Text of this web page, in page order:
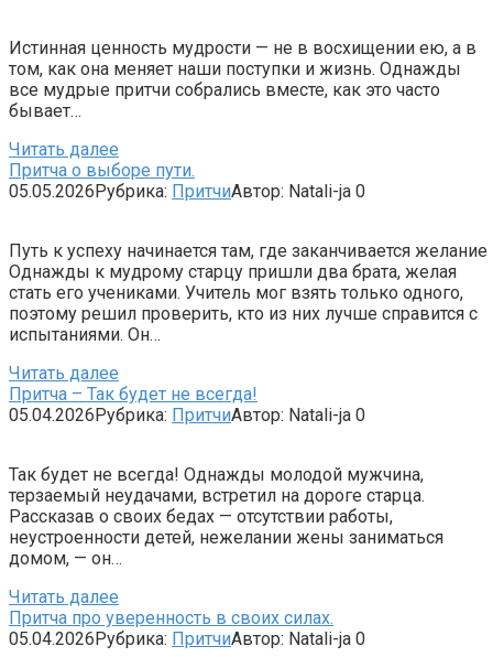
Истинная ценность мудрости — не в восхищении ею, а в
том, как она меняет наши поступки и жизнь. Однажды
все мудрые притчи собрались вместе, как это часто
бывает…
Читать далее
Притча о выборе пути.
05.05.2026Рубрика: ПритчиАвтор: Natali-ja 0
Путь к успеху начинается там, где заканчивается
Однажды к мудрому старцу пришли два брата, желая
стать его учениками. Учитель мог взять только одного,
поэтому решил проверить, кто из них лучше справится с
испытаниями. Он…
Читать далее
Притча – Так будет не всегда!
05.04.2026Рубрика: ПритчиАвтор: Natali-ja 0
Так будет не всегда! Однажды молодой мужчина,
терзаемый неудачами, встретил на дороге старца.
Рассказав о своих бедах — отсутствии работы,
неустроенности детей, нежелании жены заниматься
домом, — он…
Читать далее
Притча про уверенность в своих силах.
05.04.2026Рубрика: ПритчиАвтор: Natali-ja 0